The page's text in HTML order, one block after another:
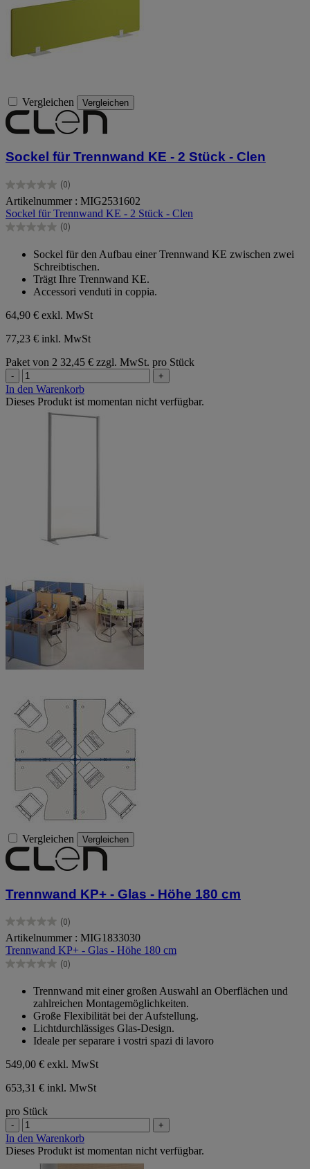
Vergleichen Vergleichen
Sockel für Trennwand KE - 2 Stück - Clen
(0)
0.0
von
5
Sternen.
Artikelnummer : MIG2531602
Sockel für Trennwand KE - 2 Stück - Clen
(0)
0.0
Sternen.
Sockel für den Aufbau einer Trennwand KE zwischen zwei
Schreibtischen.
Trägt Ihre Trennwand KE.
Accessori venduti in coppia.
64,90 € exkl. MwSt
77,23 € inkl. MwSt
Paket von 2 32,45 € zzgl. MwSt. pro Stück
- +
In den Warenkorb
Dieses Produkt ist momentan nicht verfügbar.
Vergleichen Vergleichen
Trennwand KP+ - Glas - Höhe 180 cm
(0)
0.0
von
5
Sternen.
Artikelnummer : MIG1833030
Trennwand KP+ - Glas - Höhe 180 cm
(0)
0.0
Sternen.
Trennwand mit einer großen Auswahl an Oberflächen und
zahlreichen Montagemöglichkeiten.
Große Flexibilität bei der Aufstellung.
Lichtdurchlässiges Glas-Design.
Ideale per separare i vostri spazi di lavoro
549,00 € exkl. MwSt
653,31 € inkl. MwSt
pro Stück
- +
In den Warenkorb
Dieses Produkt ist momentan nicht verfügbar.